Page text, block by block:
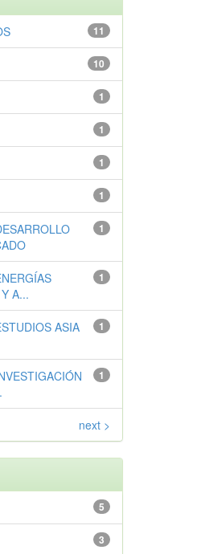
11
10
1
1
1
1
1
1
A...
1
ASIA
1
next >
5
3